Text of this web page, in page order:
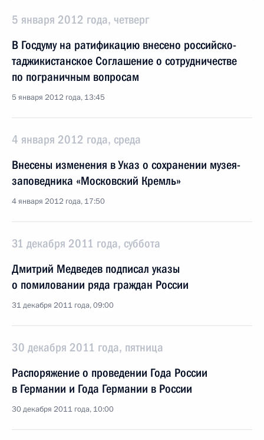
5 января 2012 года, четверг
В Госдуму на ратификацию внесено российско-
таджикистанское Соглашение о сотрудничестве
по пограничным вопросам
5 января 2012 года, 13:45
4 января 2012 года, среда
Внесены изменения в Указ о сохранении музея-
заповедника «Московский Кремль»
4 января 2012 года, 17:50
31 декабря 2011 года, суббота
Дмитрий Медведев подписал указы
о помиловании ряда граждан России
31 декабря 2011 года, 09:00
30 декабря 2011 года, пятница
Распоряжение о проведении Года России
в Германии и Года Германии в России
30 декабря 2011 года, 10:00